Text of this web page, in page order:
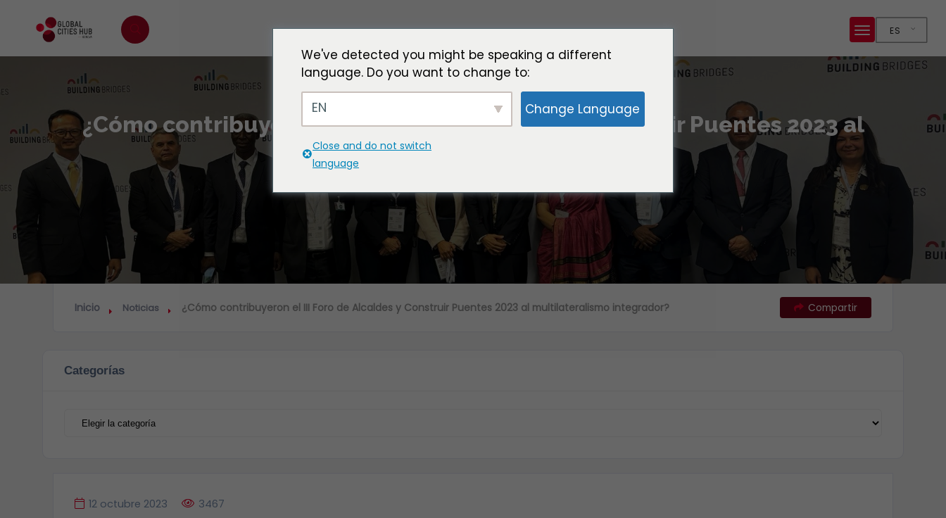
ES
¿Cómo contribuyeron el III Foro de Alcaldes y Construir Puentes 2023 al
multilateralismo integrador?
Inicio Noticias ¿Cómo contribuyeron el III Foro de Alcaldes y Construir Puentes 2023 al multilateralismo integrador? Compartir
Categorías
12 octubre 2023 3467
We've detected you might be speaking a different
language. Do you want to change to:
EN Change Language
Close and do not switch
language